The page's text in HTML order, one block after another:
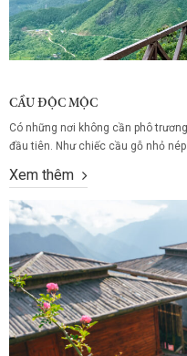
CẦU ĐỘC MỘC
Có những nơi không cần phô
đầu tiên. Như chiếc cầu gỗ nhỏ
khiến người dừng bước, lặng...
Xem thêm